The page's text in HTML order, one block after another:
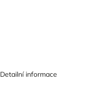
Detailní informace